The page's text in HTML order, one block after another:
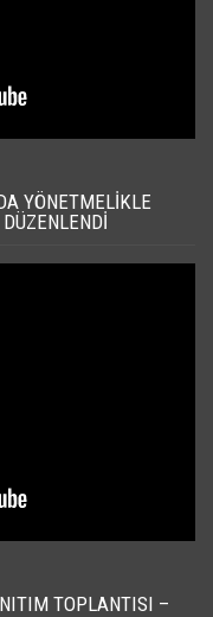
YÖNETMELIKLE
TOPLANTISI –